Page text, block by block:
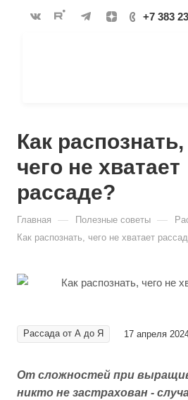
+7 383
Как распознать,
чего не хватает
рассаде?
Главная — Полезные советы —
Как распознать, чего не хватает
Рассада от А до Я 17 апреля
От сложностей при
никто не застрахован -